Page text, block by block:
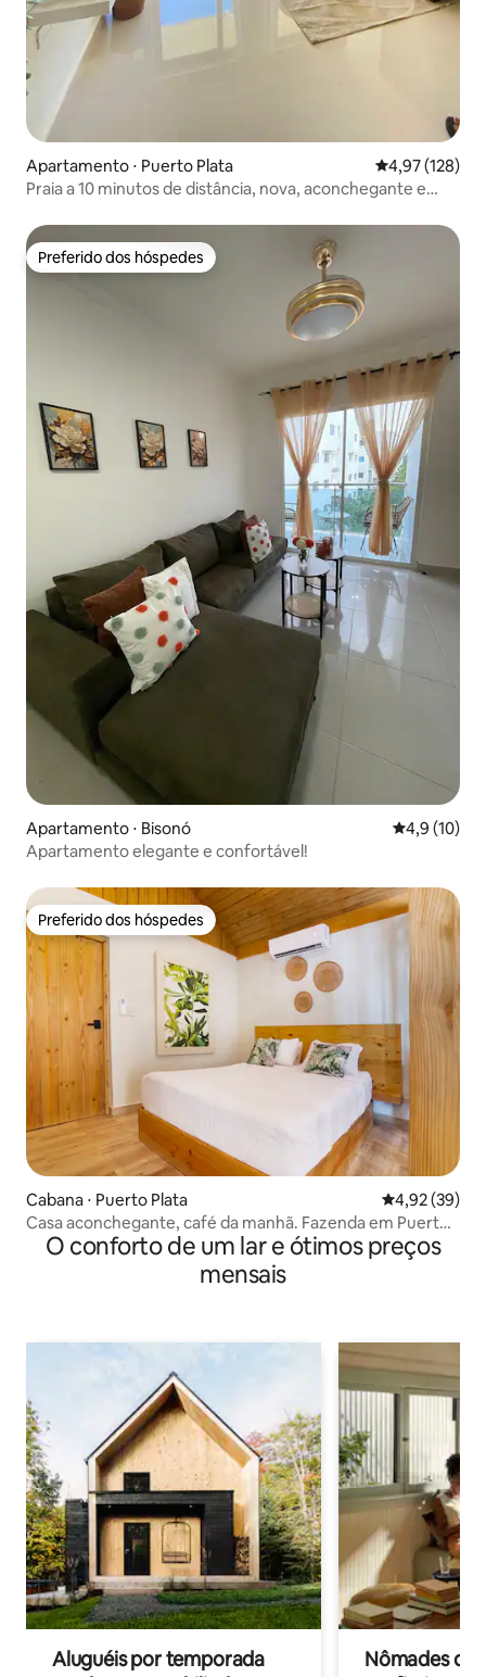
Apartamento ⋅ Puerto Plata 4,97 de uma
4,97 (128)
Praia a 10 minutos de distância, nova, aconchegante e
Preferido dos hóspedes
Preferido dos hóspedes
Apartamento ⋅ Bisonó 4,9 de uma
4,9 (10)
Apartamento elegante e confortável!
Preferido dos hóspedes
Preferido dos hóspedes
Cabana ⋅ Puerto Plata 4,92 de uma
4,92 (39)
Casa aconchegante, café da manhã. Fazenda em Puerto
Plata
O conforto de um lar e ótimos preços
mensais
Aluguéis por temporada
Nômades